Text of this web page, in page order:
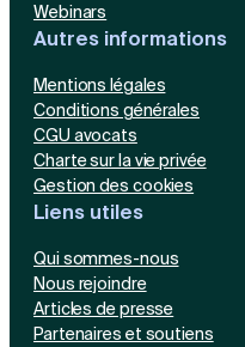
Webinars
Autres informations
Mentions légales
Conditions générales
CGU avocats
Charte sur la vie privée
Gestion des cookies
Liens utiles
Qui sommes-nous
Nous rejoindre
Articles de presse
Partenaires et soutiens